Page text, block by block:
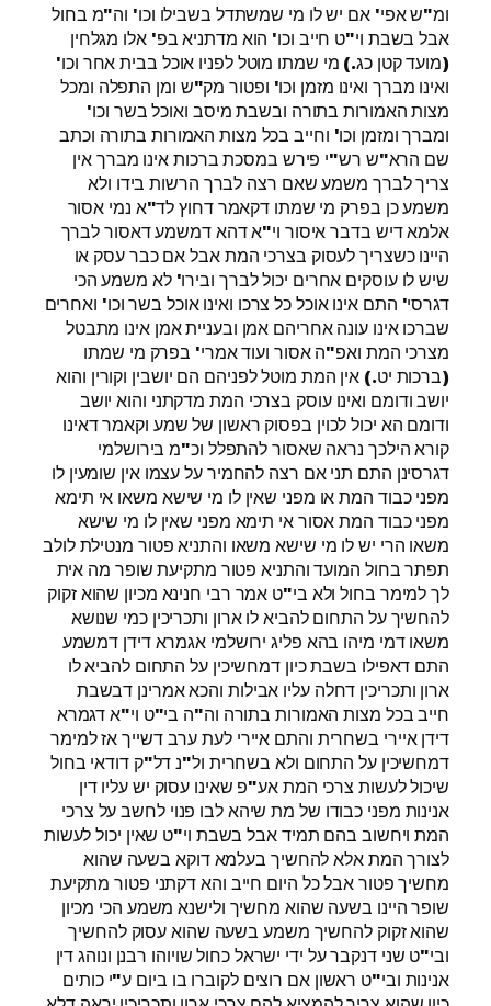
ומ"ש אפי' אם יש לו מי שמשתדל בשבילו וכו' וה"מ בחול
אבל בשבת וי"ט חייב וכו' הוא מדתניא בפ' אלו מגלחין
(מועד קטן כג.) מי שמתו מוטל לפניו אוכל בבית אחר וכו'
ואינו מברך ואינו מזמן וכו' ופטור מק"ש ומן התפלה ומכל
מצות האמורות בתורה ובשבת מיסב ואוכל בשר וכו'
ומברך ומזמן וכו' וחייב בכל מצות האמורות בתורה וכתב
שם הרא"ש רש"י פירש במסכת ברכות אינו מברך אין
צריך לברך משמע שאם רצה לברך הרשות בידו ולא
משמע כן בפרק מי שמתו דקאמר דחוץ לד"א נמי אסור
אלמא דיש בדבר איסור וי"א דהא דמשמע דאסור לברך
היינו כשצריך לעסוק בצרכי המת אבל אם כבר עסק או
שיש לו עוסקים אחרים יכול לברך ובירו' לא משמע הכי
דגרסי' התם אינו אוכל כל צרכו ואינו אוכל בשר וכו' ואחרים
שברכו אינו עונה אחריהם אמן ובעניית אמן אינו מתבטל
מצרכי המת ואפ"ה אסור ועוד אמרי' בפרק מי שמתו
(ברכות יט.) אין המת מוטל לפניהם הם יושבין וקורין והוא
יושב ודומם ואינו עוסק בצרכי המת מדקתני והוא יושב
ודומם הא יכול לכוין בפסוק ראשון של שמע וקאמר דאינו
קורא הילכך נראה שאסור להתפלל וכ"מ בירושלמי
דגרסינן התם תני אם רצה להחמיר על עצמו אין שומעין לו
מפני כבוד המת או מפני שאין לו מי שישא משאו אי תימא
מפני כבוד המת אסור אי תימא מפני שאין לו מי שישא
משאו הרי יש לו מי שישא משאו והתניא פטור מנטילת לולב
תפתר בחול המועד והתניא פטור מתקיעת שופר מה אית
לך למימר בחול ולא בי"ט אמר רבי חנינא מכיון שהוא זקוק
להחשיך על התחום להביא לו ארון ותכריכין כמי שנושא
משאו דמי מיהו בהא פליג ירושלמי אגמרא דידן דמשמע
התם דאפילו בשבת כיון דמחשיכין על התחום להביא לו
ארון ותכריכין דחלה עליו אבילות והכא אמרינן דבשבת
חייב בכל מצות האמורות בתורה וה"ה בי"ט וי"א דגמרא
דידן איירי בשחרית והתם איירי לעת ערב דשייך אז למימר
דמחשיכין על התחום ולא בשחרית ול"נ דל"ק דודאי בחול
שיכול לעשות צרכי המת אע"פ שאינו עסוק יש עליו דין
אנינות מפני כבודו של מת שיהא לבו פנוי לחשב על צרכי
המת ויחשוב בהם תמיד אבל בשבת וי"ט שאין יכול לעשות
לצורך המת אלא להחשיך בעלמא דוקא בשעה שהוא
מחשיך פטור אבל כל היום חייב והא דקתני פטור מתקיעת
שופר היינו בשעה שהוא מחשיך ולישנא משמע הכי מכיון
שהוא זקוק להחשיך משמע בשעה שהוא עסוק להחשיך
ובי"ט שני דנקבר על ידי ישראל כחול שויוהו רבנן ונוהג דין
אנינות ובי"ט ראשון אם רוצים לקוברו בו ביום ע"י כותים